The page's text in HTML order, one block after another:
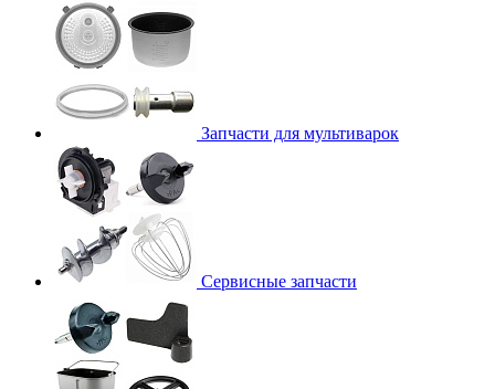
Запчасти для мультиварок
Сервисные запчасти